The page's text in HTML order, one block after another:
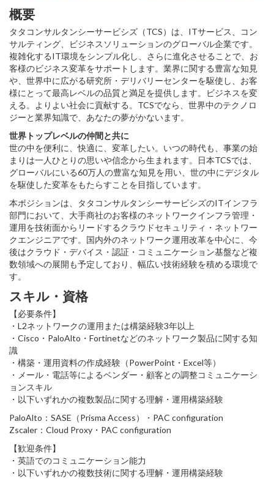
概要
タタコンサルタンシーサービシズ（TCS）は、ITサービス、コン
サルティング、ビジネスソリューションのグローバル企業です。
複雑化するIT環境をシンプル化し、さらに進化させることで、お
客様のビジネス変革をサポートします。業界に関する豊富な知見
や、世界中に広がる研究所・デリバリーセンターを駆使し、お客
様にとって最高レベルの品質と満足を提供します。ビジネスを変
える。よりよい社会に貢献する。TCSでなら、世界中のテクノロ
ジーと業界知識で、あなたの夢がかないます。
世界トップレベルの仲間と共に
世の中を便利に、快適に、変革したい。いつの時代も、事業の始
まりは一人ひとりの思いや信念から生まれます。日本TCSでは、
グローバルにいる60万人の豊富な知見を用い、世の中にデジタル
を駆使した変革をもたらすことを目指しています。
本ポジションは、タタコンサルタンシーサービシズのITインフラ
部門において、大手商社のお客様のネットワークインフラ管理・
運用を技術面からリードするクラウドセキュリティ・ネットワー
クエンジニアです。国内外のネットワーク運用改革を中心に、今
後はクラウド・デバイス・認証・コミュニケーション基盤など複
数領域への展開も予定しており、幅広い技術経験を積める環境で
す。
スキル・資格
【必要条件】
・L2ネットワークの運用または構築経験3年以上
・Cisco・PaloAlto・Fortinetなどのネットワーク製品に関する知
識
・構築・運用資料の作成経験（PowerPoint・Excel等）
・メール・電話等によるベンダー・顧客との調整コミュニケーシ
ョンスキル
・以下いずれかの複数製品に関する理解・運用構築経験
PaloAlto：SASE（Prisma Access）・PAC configuration
Zscaler：Cloud Proxy・PAC configuration
【歓迎条件】
・英語でのコミュニケーション能力
・以下いずれかの複数技術に関する理解・運用構築経験